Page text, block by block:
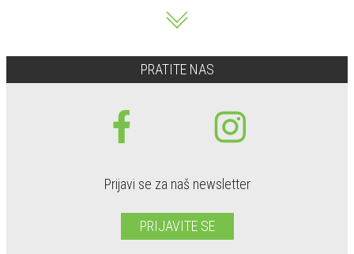
PRATITE NAS
Prijavi se za naš newsletter
PRIJAVITE SE